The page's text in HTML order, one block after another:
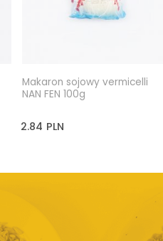
Makaron sojowy vermicelli
NAN FEN 100g
2.84 PLN